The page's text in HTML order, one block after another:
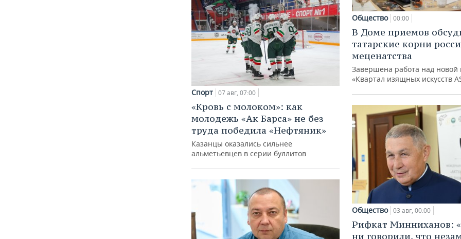
Спорт 07 авг, 07:00
«Кровь с молоком»: как
молодежь «Ак Барса» не без
труда победила «Нефтяник»
Казанцы оказались сильнее
альметьевцев в серии буллитов
Общество 00:00
В Доме приемов
татарские корни
меценатства
Завершена работа над новой
«Квартал изящных искусств
Общество 03 авг, 00:00
Рифкат Минниханов:
ни говорили, что